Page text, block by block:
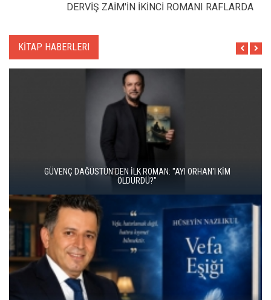
DERVİŞ ZAİM'İN İKİNCİ ROMANI RAFLARDA
KİTAP HABERLERI
İKİ KİTAP VE BİTMEYEN BİR ENERJİ
ÜNAL ERSÖZLÜ’NÜN YENİ ŞİİR KİTABI “BÖĞÜRTLEN ÖPÜCÜĞÜ”